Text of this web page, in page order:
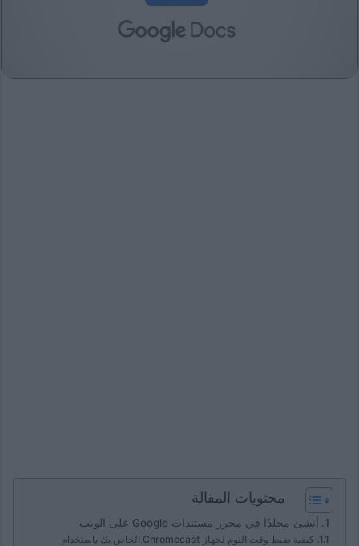
محتويات المقالة
أنشئ مجلدًا في محرر مستندات Google على الويب
كيفية ضبط وقت النوم لجهاز Chromecast الخاص بك باستخدام